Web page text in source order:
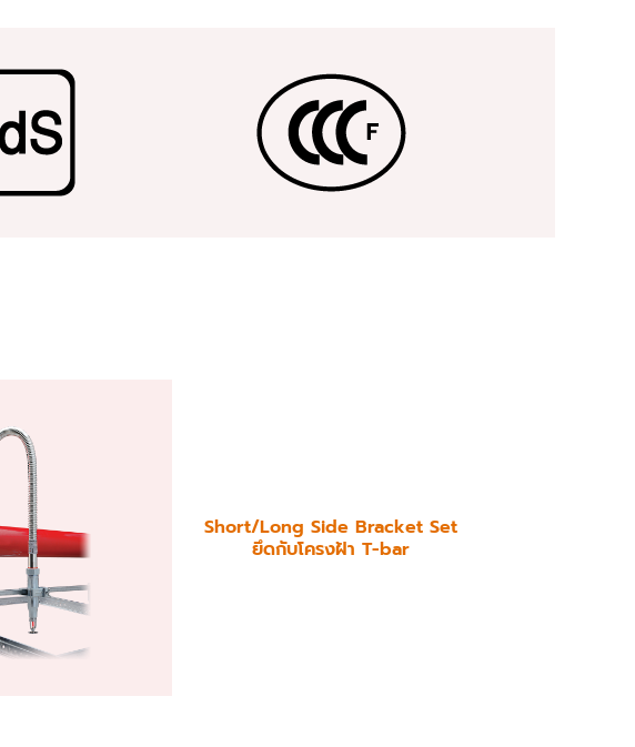
Short/Long Side Bracket Set
ยึดกับโครงฝ้า T-bar